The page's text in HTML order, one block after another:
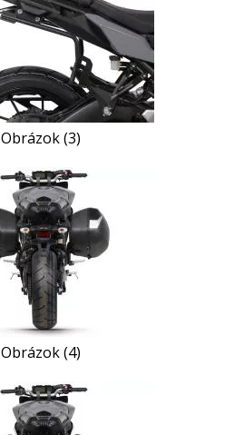
Obrázok (3)
Obrázok (4)